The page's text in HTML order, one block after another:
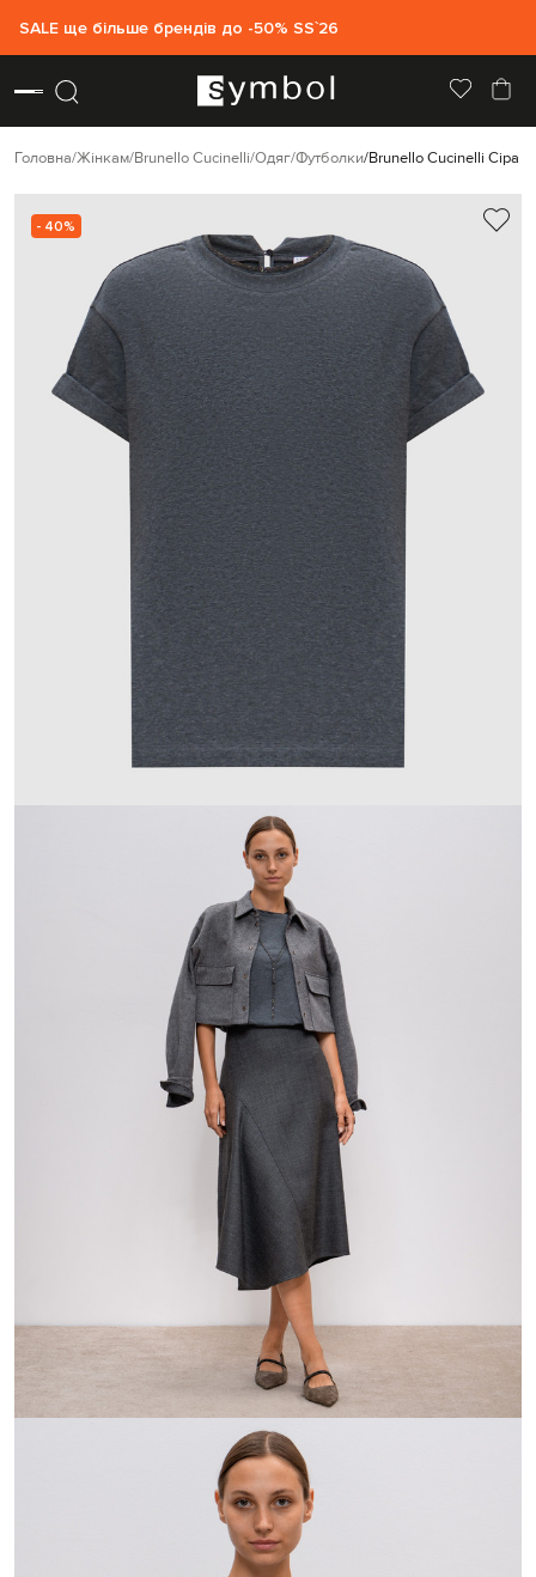
SALE ще більше брендів до -50% SS`26
Головна Жінкам Brunello Cucinelli Одяг Футболки Brunello Cucinelli Сіра
- 40%